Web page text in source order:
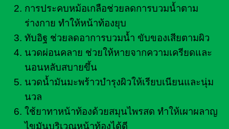
การประคบหม้อเกลือช่วยลดการบวมน้ำตาม
ร่างกาย ทำให้หน้าท้องยุบ
ทับอิฐ ช่วยลดอาการบวมน้ำ ขับของเสียตามผิว
นวดผ่อนคลาย ช่วยให้หายจากความเครียดและ
นอนหลับสบายขึ้น
นวดน้ำมันมะพร้าวบำรุงผิวให้เรียบเนียนและนุ่ม
นวล
ใช้ยาทาหน้าท้องด้วยสมุนไพรสด ทำให้เผาผลาญ
ไขมันบริเวณหน้าท้องได้ดี